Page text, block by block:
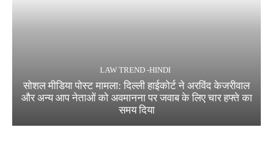
LAW TREND -HINDI
सोशल मीडिया पोस्ट मामला: दिल्ली हाईकोर्ट ने अरविंद केजरीवाल
और अन्य आप नेताओं को अवमानना पर जवाब के लिए चार हफ्ते का
समय दिया